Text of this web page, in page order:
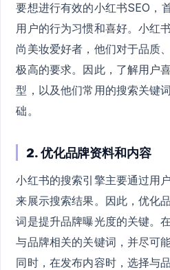
要想进行有效的小红书SEO，
用户的行为习惯和喜好。小红
尚美妆爱好者，他们对于品质
极高的要求。因此，了解用户
型，以及他们常用的搜索关键
础。
2. 优化品牌资料和内容
小红书的搜索引擎主要通过用
来展示搜索结果。因此，优化
词是提升品牌曝光度的关键。
与品牌相关的关键词，并尽可
同时，在发布内容时，选择与